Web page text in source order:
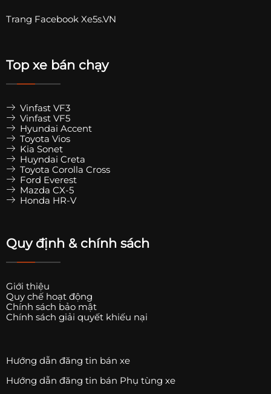
Trang Facebook Xe5s.VN
Top xe bán chạy
Vinfast VF3
Vinfast VF5
Hyundai Accent
Toyota Vios
Kia Sonet
Huyndai Creta
Toyota Corolla Cross
Ford Everest
Mazda CX-5
Honda HR-V
Quy định & chính sách
Giới thiệu
Quy chế hoạt động
Chính sách bảo mật
Chính sách giải quyết khiếu nại
Hướng dẫn đăng tin bán xe
Hướng dẫn đăng tin bán Phụ tùng xe